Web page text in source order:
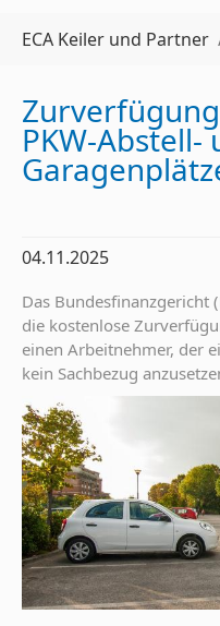
ECA Keiler und Partner
PKW-Abstell-
04.11.2025
Das Bundesfinanzgericht
die kostenlose
einen Arbeitnehmer, der
kein Sachbezug